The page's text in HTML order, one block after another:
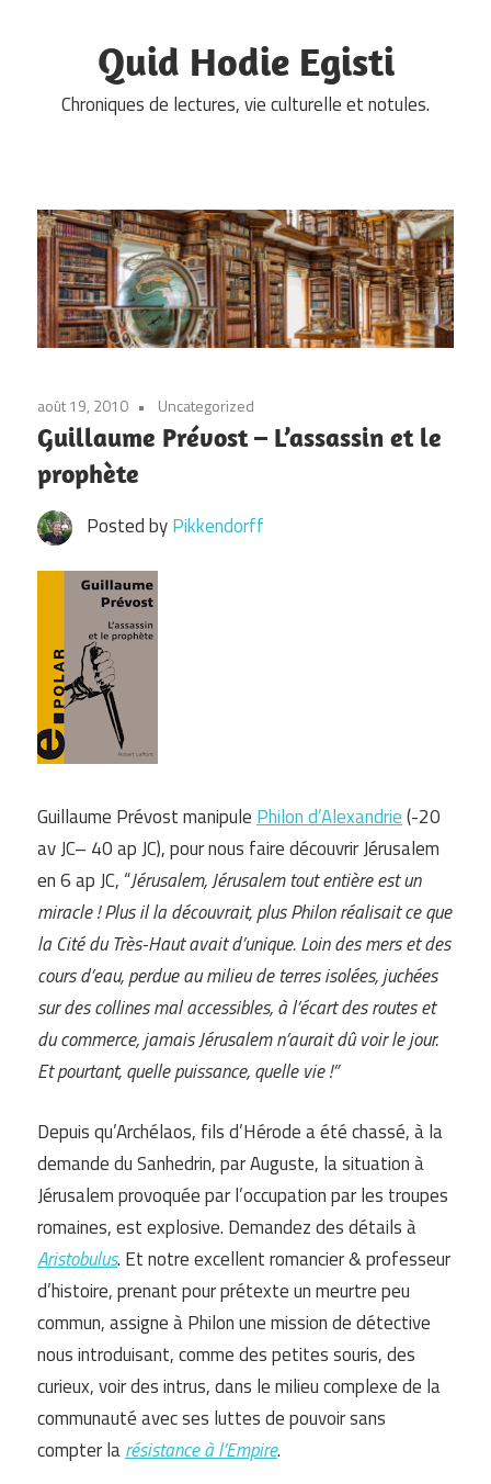
Quid Hodie Egisti
Chroniques de lectures, vie culturelle et notules.
août 19, 2010 Uncategorized
Guillaume Prévost – L’assassin et le
prophète
Posted byPikkendorff
Guillaume Prévost manipule Philon d’Alexandrie(-20
av JC– 40 ap JC), pour nous faire découvrir Jérusalem
en 6 ap JC, “Jérusalem, Jérusalem tout entière est un
miracle ! Plus il la découvrait, plus Philon réalisait ce que
la Cité du Très-Haut avait d’unique. Loin des mers et des
cours d’eau, perdue au milieu de terres isolées, juchées
sur des collines mal accessibles, à l’écart des routes et
du commerce, jamais Jérusalem n’aurait dû voir le jour.
Et pourtant, quelle puissance, quelle vie !”
Depuis qu’Archélaos, fils d’Hérode a été chassé, à la
demande du Sanhedrin, par Auguste, la situation à
Jérusalem provoquée par l’occupation par les troupes
romaines, est explosive. Demandez des détails à
Aristobulus. Et notre excellent romancier & professeur
d’histoire, prenant pour prétexte un meurtre peu
commun, assigne à Philon une mission de détective
nous introduisant, comme des petites souris, des
curieux, voir des intrus, dans le milieu complexe de la
communauté avec ses luttes de pouvoir sans
compter larésistance à l’Empire.